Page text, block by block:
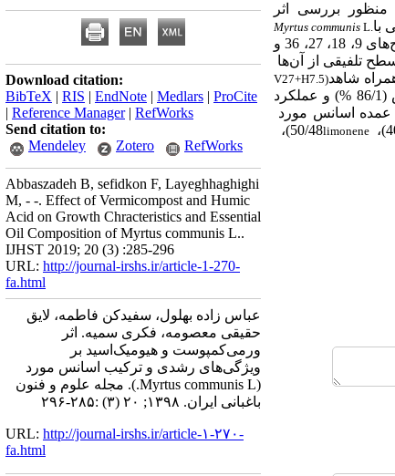
‌منظور بررسی اثر
Myrtus communisL.با
16 تیمار و سه تکرار در موسسه تحقیقات جنگل‌ها و مراتع کشور اجرا شد. تیما‌رها شامل ورمی‌کمپوست در سطح‌های 9، 18، 27، 36 و
V27+H7.5)شاهد
داشت. بیشترین عملکرد برگ (356 کیلوگرم در هکتار)، عملکرد سرشاخه (773 کیلوگرم در هکتار)، درصد اسانس (86/1 %) و عملکرد
50/48)،limonene
Download citation:
BibTeX | RIS | EndNote | Medlars | ProCite
| Reference Manager| RefWorks
Send citation to:
Mendeley
Zotero RefWorks
Abbaszadeh B, sefidkon F, Layeghhaghighi
M, - -. Effect of Vermicompost and Humic
Acid on Growth Chracteristics and Essential
Oil Composition of Myrtus communis L..
IJHST 2019; 20 (3) :285-296
URL: http://journal-irshs.ir/article-1-270-
fa.html
عباس زاده بهلول، سفیدکن فاطمه، لایق
حقیقی معصومه، فکری سمیه. اثر
ورمی‌کمپوست و هیومیک‌اسید بر
ویژگی‌های رشدی و ترکیب اسانس مورد
(Myrtus communis L.). مجله علوم و فنون
باغبانی ایران. ۱۳۹۸; ۲۰ (۳) :۲۸۵-۲۹۶
URL: http://journal-irshs.ir/article-۱-۲۷۰-
fa.html